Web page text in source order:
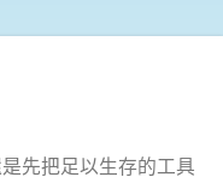
先把足以生存的工具